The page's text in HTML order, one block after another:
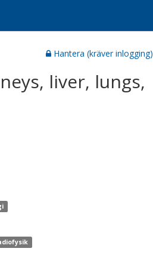
Hantera (kräver inlogging)
liver, lungs,